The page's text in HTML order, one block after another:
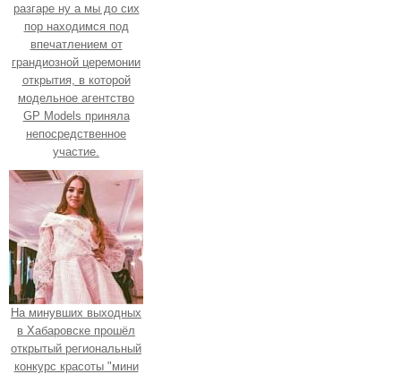
разгаре ну а мы до сих
пор находимся под
впечатлением от
грандиозной церемонии
открытия, в которой
модельное агентство
GP Models приняла
непосредственное
участие.
На минувших выходных
в Хабаровске прошёл
открытый региональный
конкурс красоты "мини